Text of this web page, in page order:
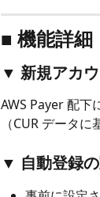
■ 機能詳細
▼ 新規アカ
AWS Payer 配下
（CUR データに
▼ 自動登録